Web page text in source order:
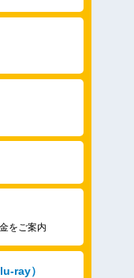
をご案内
ray）